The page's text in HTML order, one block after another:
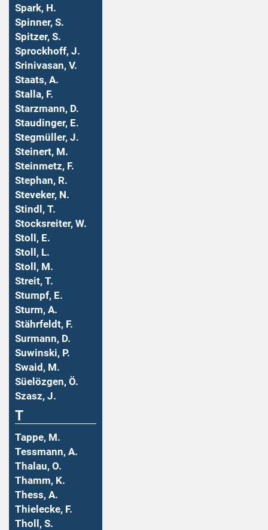
Spark, H.
Spinner, S.
Spitzer, S.
Sprockhoff, J.
Srinivasan, V.
Staats, A.
Stalla, F.
Starzmann, D.
Staudinger, E.
Stegmüller, J.
Steinert, M.
Steinmetz, F.
Stephan, R.
Steveker, N.
Stindl, T.
Stocksreiter, W.
Stoll, E.
Stoll, L.
Stoll, M.
Streit, T.
Stumpf, E.
Sturm, A.
Stährfeldt, F.
Surmann, D.
Suwinski, P.
Swaid, M.
Süelözgen, Ö.
Szasz, J.
T
Tappe, M.
Tessmann, A.
Thalau, O.
Thamm, K.
Thess, A.
Thielecke, F.
Tholl, S.